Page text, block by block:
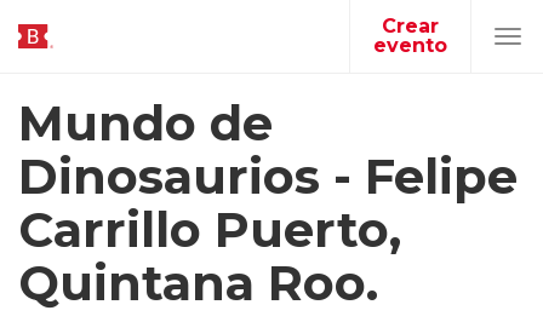
Crear
evento
Mundo de
Dinosaurios - Felipe
Carrillo Puerto,
Quintana Roo.